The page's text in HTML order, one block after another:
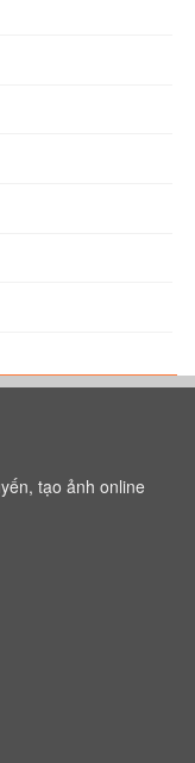
tạo ảnh online